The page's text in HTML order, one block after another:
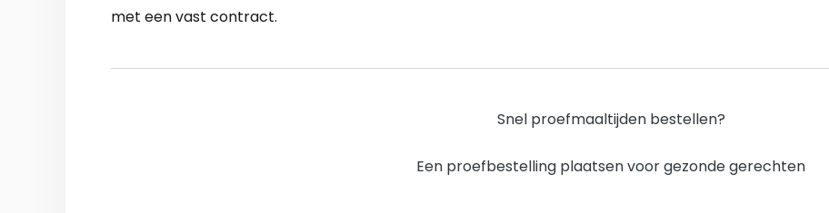
met een vast contract.
Snel proefmaaltijden bestellen?
Een proefbestelling plaatsen voor gezonde gerechten